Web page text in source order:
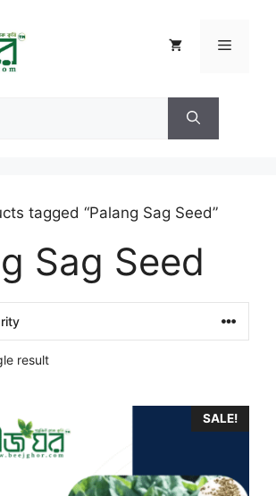
Menu
tagged “Palang Sag Seed”
Sag Seed
result
SALE!